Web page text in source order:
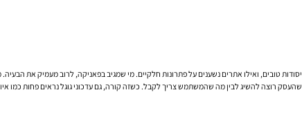
טובים, ואילו אתרים נשענים על פתרונות חלקיים. מי שמגיב בפאניקה, לרוב מעמיק את
רוצה להשיג לבין מה שהמשתמש צריך לקבל. כשזה קורה, גם עדכוני גוגל נראים פחות כמו